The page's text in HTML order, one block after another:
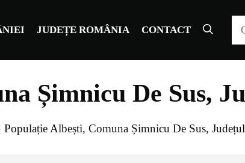
JUDEȚE ROMÂNIA CONTACT
Șimnicu De Sus,
Populație Albești, Comuna Șimnicu De Sus,